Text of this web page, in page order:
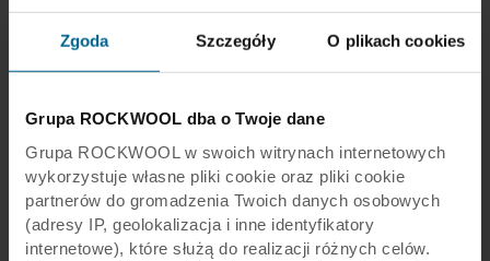
Zgoda Szczegóły O plikach cookies
Grupa ROCKWOOL dba o Twoje dane
Grupa ROCKWOOL w swoich witrynach internetowych
wykorzystuje własne pliki cookie oraz pliki cookie
partnerów do gromadzenia Twoich danych osobowych
(adresy IP, geolokalizacja i inne identyfikatory
internetowe), które służą do realizacji różnych celów.